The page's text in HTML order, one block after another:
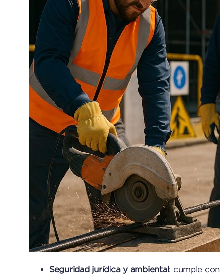
Seguridad jurídica y ambiental : cumple